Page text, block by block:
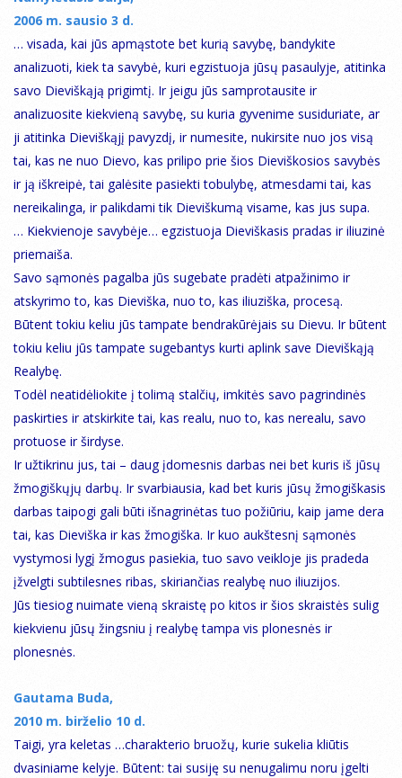
2006 m. sausio 3 d.
… visada, kai jūs apmąstote bet kurią savybę, bandykite
analizuoti, kiek ta savybė, kuri egzistuoja jūsų pasaulyje, atitinka
savo Dieviškąją prigimtį. Ir jeigu jūs samprotausite ir
analizuosite kiekvieną savybę, su kuria gyvenime susiduriate, ar
ji atitinka Dieviškąjį pavyzdį, ir numesite, nukirsite nuo jos visą
tai, kas ne nuo Dievo, kas prilipo prie šios Dieviškosios savybės
ir ją iškreipė, tai galėsite pasiekti tobulybę, atmesdami tai, kas
nereikalinga, ir palikdami tik Dieviškumą visame, kas jus supa.
… Kiekvienoje savybėje… egzistuoja Dieviškasis pradas ir iliuzinė
priemaiša.
Savo sąmonės pagalba jūs sugebate pradėti atpažinimo ir
atskyrimo to, kas Dieviška, nuo to, kas iliuziška, procesą.
Būtent tokiu keliu jūs tampate bendrakūrėjais su Dievu. Ir būtent
tokiu keliu jūs tampate sugebantys kurti aplink save Dieviškąją
Realybę.
Todėl neatidėliokite į tolimą stalčių, imkitės savo pagrindinės
paskirties ir atskirkite tai, kas realu, nuo to, kas nerealu, savo
protuose ir širdyse.
Ir užtikrinu jus, tai – daug įdomesnis darbas nei bet kuris iš jūsų
žmogiškųjų darbų. Ir svarbiausia, kad bet kuris jūsų žmogiškasis
darbas taipogi gali būti išnagrinėtas tuo požiūriu, kaip jame dera
tai, kas Dieviška ir kas žmogiška. Ir kuo aukštesnį sąmonės
vystymosi lygį žmogus pasiekia, tuo savo veikloje jis pradeda
įžvelgti subtilesnes ribas, skiriančias realybę nuo iliuzijos.
Jūs tiesiog nuimate vieną skraistę po kitos ir šios skraistės sulig
kiekvienu jūsų žingsniu į realybę tampa vis plonesnės ir
plonesnės.
Gautama Buda,
2010 m. birželio 10 d.
Taigi, yra keletas …charakterio bruožų, kurie sukelia kliūtis
dvasiniame kelyje. Būtent: tai susiję su nenugalimu noru įgelti